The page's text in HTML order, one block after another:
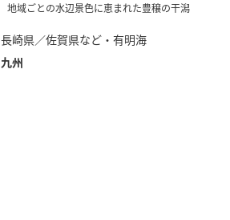
地域ごとの水辺景色に恵まれた豊穣の干潟
長崎県／佐賀県など・有明海
九州